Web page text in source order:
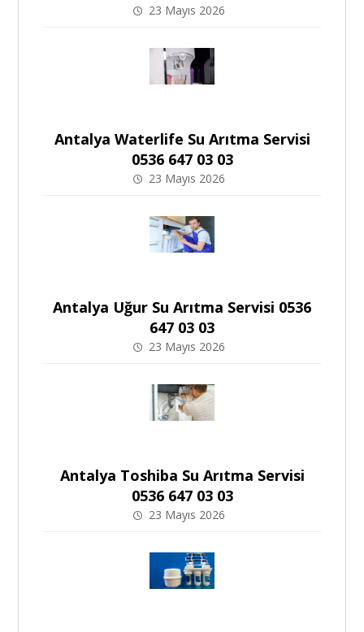
23 Mayıs 2026
Antalya Waterlife Su Arıtma Servisi
0536 647 03 03
23 Mayıs 2026
Antalya Uğur Su Arıtma Servisi 0536
647 03 03
23 Mayıs 2026
Antalya Toshiba Su Arıtma Servisi
0536 647 03 03
23 Mayıs 2026